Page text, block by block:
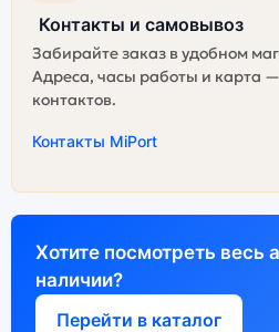
Контакты и самовывоз
Забирайте заказ в удобном
Адреса, часы работы и карта
контактов.
Контакты MiPort
Хотите посмотреть весь
наличии?
Перейти в каталог